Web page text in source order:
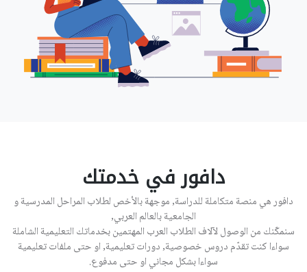
دافور في خدمتك
دافور هي منصة متكاملة للدراسة, موجهة بالأخص لطلاب المراحل المدرسية و
الجامعية بالعالم العربي,
سنمكّنك من الوصول لآلاف الطلاب العرب المهتمين بخدماتك التعليمية الشاملة
سواءا كنت تقدّم دروس خصوصية, دورات تعليمية, او حتى ملفات تعليمية
سواءا بشكل مجاني او حتى مدفوع.